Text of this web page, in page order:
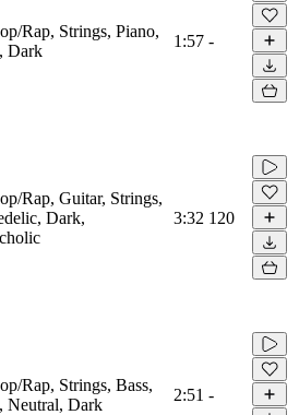
Rap, Strings, Piano,
Dark
1:57 -
Rap, Guitar, Strings,
Dark,
3:32 120
Rap, Strings, Bass,
Neutral, Dark
2:51 -